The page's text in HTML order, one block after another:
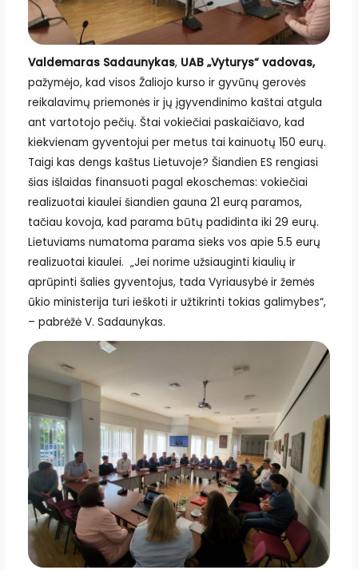
Valdemaras Sadaunykas,UAB „Vyturys“ vadovas,
pažymėjo, kad visos Žaliojo kurso ir gyvūnų gerovės
reikalavimų priemonės ir jų įgyvendinimo kaštai atgula
ant vartotojo pečių. Štai vokiečiai paskaičiavo, kad
kiekvienam gyventojui per metus tai kainuotų 150 eurų.
Taigi kas dengs kaštus Lietuvoje? Šiandien ES rengiasi
šias išlaidas finansuoti pagal ekoschemas: vokiečiai
realizuotai kiaulei šiandien gauna 21 eurą paramos,
tačiau kovoja, kad parama būtų padidinta iki 29 eurų.
Lietuviams numatoma parama sieks vos apie 5.5 eurų
realizuotai kiaulei. „Jei norime užsiauginti kiaulių ir
aprūpinti šalies gyventojus, tada Vyriausybė ir žemės
ūkio ministerija turi ieškoti ir užtikrinti tokias galimybes“,
– pabrėžė V. Sadaunykas.